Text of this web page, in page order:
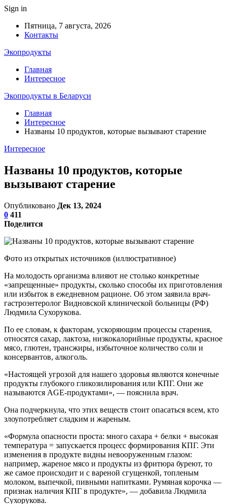
Sign in
Пятница, 7 августа, 2026
Контакты
Экопродукты
Главная
Интересное
Экопродукты в Беларуси
Главная
Интересное
Названы 10 продуктов, которые вызывают старение
Интересное
Названы 10 продуктов, которые
вызывают старение
Опубликовано Дек 13, 2024
0 411
Поделится
Фото из открытых источников (иллюстративное)
На молодость организма влияют не столько конкретные
«запрещенные» продукты, сколько способы их приготовления
или избыток в ежедневном рационе. Об этом заявила врач-
гастроэнтеролог Видновской клинической больницы (РФ)
Людмила Сухорукова.
По ее словам, к факторам, ускоряющим процессы старения,
относятся сахар, лактоза, низкокалорийные продукты, красное
мясо, глютен, трансжиры, избыточное количество соли и
консервантов, алкоголь.
«Настоящей угрозой для нашего здоровья являются конечные
продукты глубокого гликозилирования или КПГ. Они же
называются AGE-продуктами», — пояснила врач.
Она подчеркнула, что этих веществ стоит опасаться всем, кто
злоупотребляет сладким и жареным.
«Формула опасности проста: много сахара + белки + высокая
температура = запускается процесс формирования КПГ. Эти
изменения в продукте видны невооруженным глазом:
например, жареное мясо и продукты из фритюра буреют, то
же самое происходит и с вареной сгущенкой, топленым
молоком, выпечкой, пивными напитками. Румяная корочка —
признак наличия КПГ в продукте», — добавила Людмила
Сухорукова.